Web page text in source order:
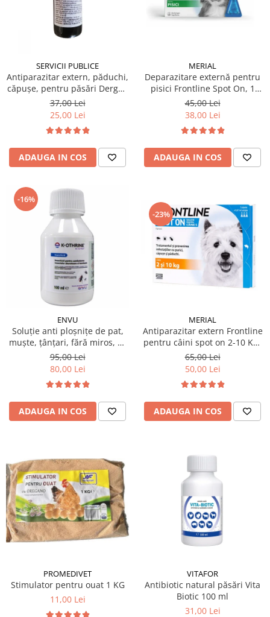
SERVICII PUBLICE
Antiparazitar extern, păduchi,
căpuşe, pentru păsări Dergall
10 ml
37,00 Lei
25,00 Lei
ADAUGA IN COS
MERIAL
Deparazitare externă pentru
pisici Frontline Spot On, 1
pipetă
45,00 Lei
38,00 Lei
ADAUGA IN COS
-16%
ENVU
Soluție anti ploșnițe de pat,
muște, țânțari, fără miros, K-
OTHRINE SC 7.5 Flow 100 ml
95,00 Lei
80,00 Lei
ADAUGA IN COS
-23%
MERIAL
Antiparazitar extern Frontline
pentru câini spot on 2-10 KG,
1 pipetă
65,00 Lei
50,00 Lei
ADAUGA IN COS
PROMEDIVET
Stimulator pentru ouat 1 KG
11,00 Lei
VITAFOR
Antibiotic natural păsări Vita
Biotic 100 ml
31,00 Lei